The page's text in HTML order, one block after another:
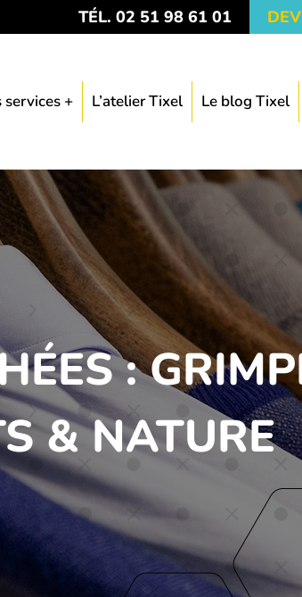
TÉL. 02 51 98 61 01
services + L’atelier Tixel Le blog Tixel
:
& NATURE